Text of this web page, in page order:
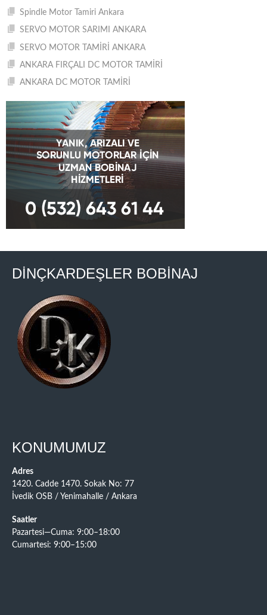
Spindle Motor Tamiri Ankara
SERVO MOTOR SARIMI ANKARA
SERVO MOTOR TAMİRİ ANKARA
ANKARA FIRÇALI DC MOTOR TAMİRİ
ANKARA DC MOTOR TAMİRİ
DİNÇKARDEŞLER BOBİNAJ
KONUMUMUZ
Adres
1420. Cadde 1470. Sokak No: 77
İvedik OSB / Yenimahalle / Ankara
Saatler
Pazartesi—Cuma: 9:00–18:00
Cumartesi: 9:00–15:00